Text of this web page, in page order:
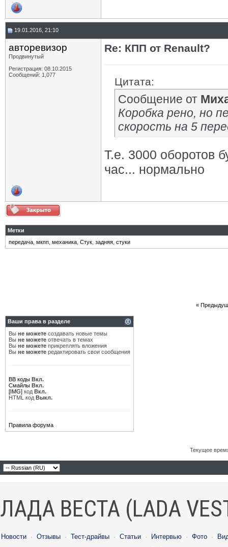
19.01.2016, 21:10
авторевизор
Продвинутый
Регистрация: 08.10.2015
Сообщений: 1,077
Re: КПП от Renault?
Цитата:
Сообщение от
Коробка рено, но
скорость на 5
Т.е. 3000 оборотов
час... нормально
Метки
передача мкпп механика Стук задняя стуки
«
Ваши права в разделе
Вы не можете создавать новые темы
Вы не можете отвечать в темах
Вы не можете прикреплять вложения
Вы не можете редактировать свои сообщения
BB коды Вкл.
Смайлы Вкл.
[IMG] код Вкл.
HTML код Выкл.
Правила форума
Текущее
ЛАДА ВЕСТА (LADA
Новости · Отзывы · Тест-драйвы · Статьи · Интервью · Фото ·